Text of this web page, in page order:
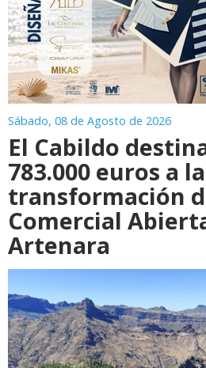
Sábado, 08 de Agosto de 2026
El Cabildo
783.000 euros a la
transformación
Comercial
Artenara